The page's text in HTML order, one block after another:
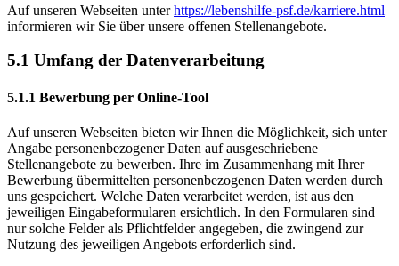
Auf unseren Webseiten unterhttps://lebenshilfe-psf.de/karriere.html
informieren wir Sie über unsere offenen Stellenangebote.
5.1 Umfang der Datenverarbeitung
5.1.1 Bewerbung per Online-Tool
Auf unseren Webseiten bieten wir Ihnen die Möglichkeit, sich unter
Angabe personenbezogener Daten auf ausgeschriebene
Stellenangebote zu bewerben. Ihre im Zusammenhang mit Ihrer
Bewerbung übermittelten personenbezogenen Daten werden durch
uns gespeichert. Welche Daten verarbeitet werden, ist aus den
jeweiligen Eingabeformularen ersichtlich. In den Formularen sind
nur solche Felder als Pflichtfelder angegeben, die zwingend zur
Nutzung des jeweiligen Angebots erforderlich sind.